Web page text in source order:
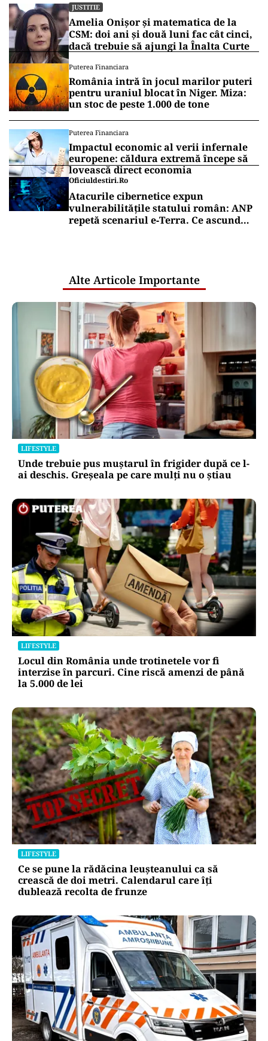
JUSTITIE
Amelia Onișor și matematica de la
CSM: doi ani și două luni fac cât cinci,
dacă trebuie să ajungi la Înalta Curte
Puterea Financiara
România intră în jocul marilor puteri
pentru uraniul blocat în Niger. Miza:
un stoc de peste 1.000 de tone
Puterea Financiara
Impactul economic al verii infernale
europene: căldura extremă începe să
lovească direct economia
Oficiuldestiri.ro
Atacurile cibernetice expun
vulnerabilitățile statului român: ANP
repetă scenariul e‑Terra. Ce ascund
Alte Articole Importante
LIFESTYLE
Unde trebuie pus muștarul în frigider după ce l-
ai deschis. Greșeala pe care mulți nu o știau
LIFESTYLE
Locul din România unde trotinetele vor fi
interzise în parcuri. Cine riscă amenzi de până
la 5.000 de lei
LIFESTYLE
Ce se pune la rădăcina leușteanului ca să
crească de doi metri. Calendarul care îți
dublează recolta de frunze